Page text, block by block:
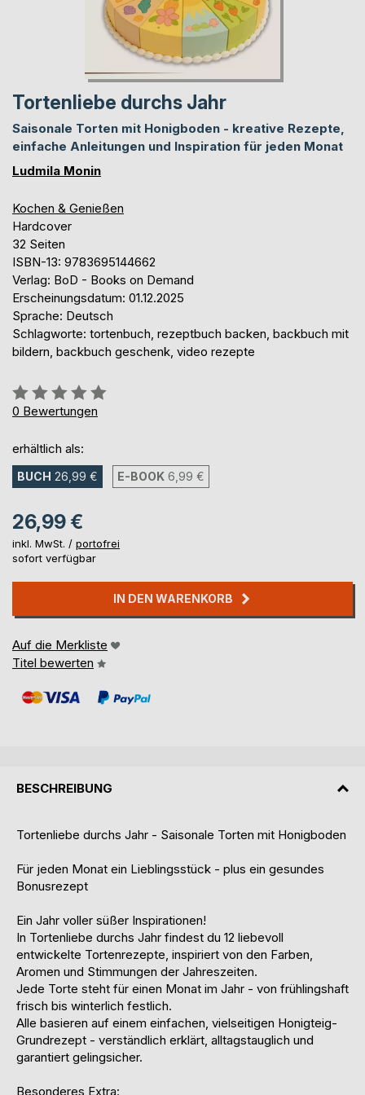
Tortenliebe durchs Jahr
Saisonale Torten mit Honigboden - kreative Rezepte,
einfache Anleitungen und Inspiration für jeden Monat
Ludmila Monin
Kochen & Genießen
Hardcover
32 Seiten
ISBN-13: 9783695144662
Verlag: BoD - Books on Demand
Erscheinungsdatum: 01.12.2025
Sprache: Deutsch
Schlagworte: tortenbuch, rezeptbuch backen, backbuch mit
bildern, backbuch geschenk, video rezepte
Bewertung::
0%
0 Bewertungen
erhältlich als:
BUCH 26,99 € E-BOOK 6,99 €
26,99 €
inkl. MwSt. / portofrei
sofort verfügbar
IN DEN WARENKORB
Auf die Merkliste
Titel bewerten
BESCHREIBUNG
Tortenliebe durchs Jahr - Saisonale Torten mit Honigboden
Für jeden Monat ein Lieblingsstück - plus ein gesundes
Bonusrezept
Ein Jahr voller süßer Inspirationen!
In Tortenliebe durchs Jahr findest du 12 liebevoll
entwickelte Tortenrezepte, inspiriert von den Farben,
Aromen und Stimmungen der Jahreszeiten.
Jede Torte steht für einen Monat im Jahr - von frühlingshaft
frisch bis winterlich festlich.
Alle basieren auf einem einfachen, vielseitigen Honigteig-
Grundrezept - verständlich erklärt, alltagstauglich und
garantiert gelingsicher.
Besonderes Extra: